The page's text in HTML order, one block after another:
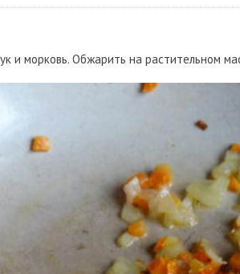
и морковь. Обжарить на растительном